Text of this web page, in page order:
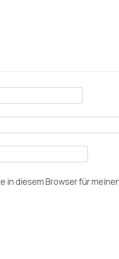
in diesem Browser für